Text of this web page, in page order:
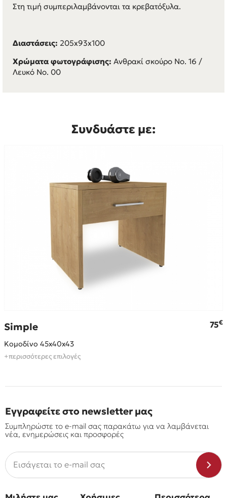
Στη τιμή συμπεριλαμβάνονται τα κρεβατόξυλα.
Διαστάσεις: 205x93x100
Χρώματα φωτογράφισης: Ανθρακί σκούρο Νο. 16 /
Λευκό Νο. 00
Συνδυάστε με:
Simple 75€
Κομοδίνο 45x40x43
+περισσότερες επιλογές
Εγγραφείτε στο newsletter μας
Συμπληρώστε το e-mail σας παρακάτω για να λαμβάνεται
νέα, ενημερώσεις και προσφορές